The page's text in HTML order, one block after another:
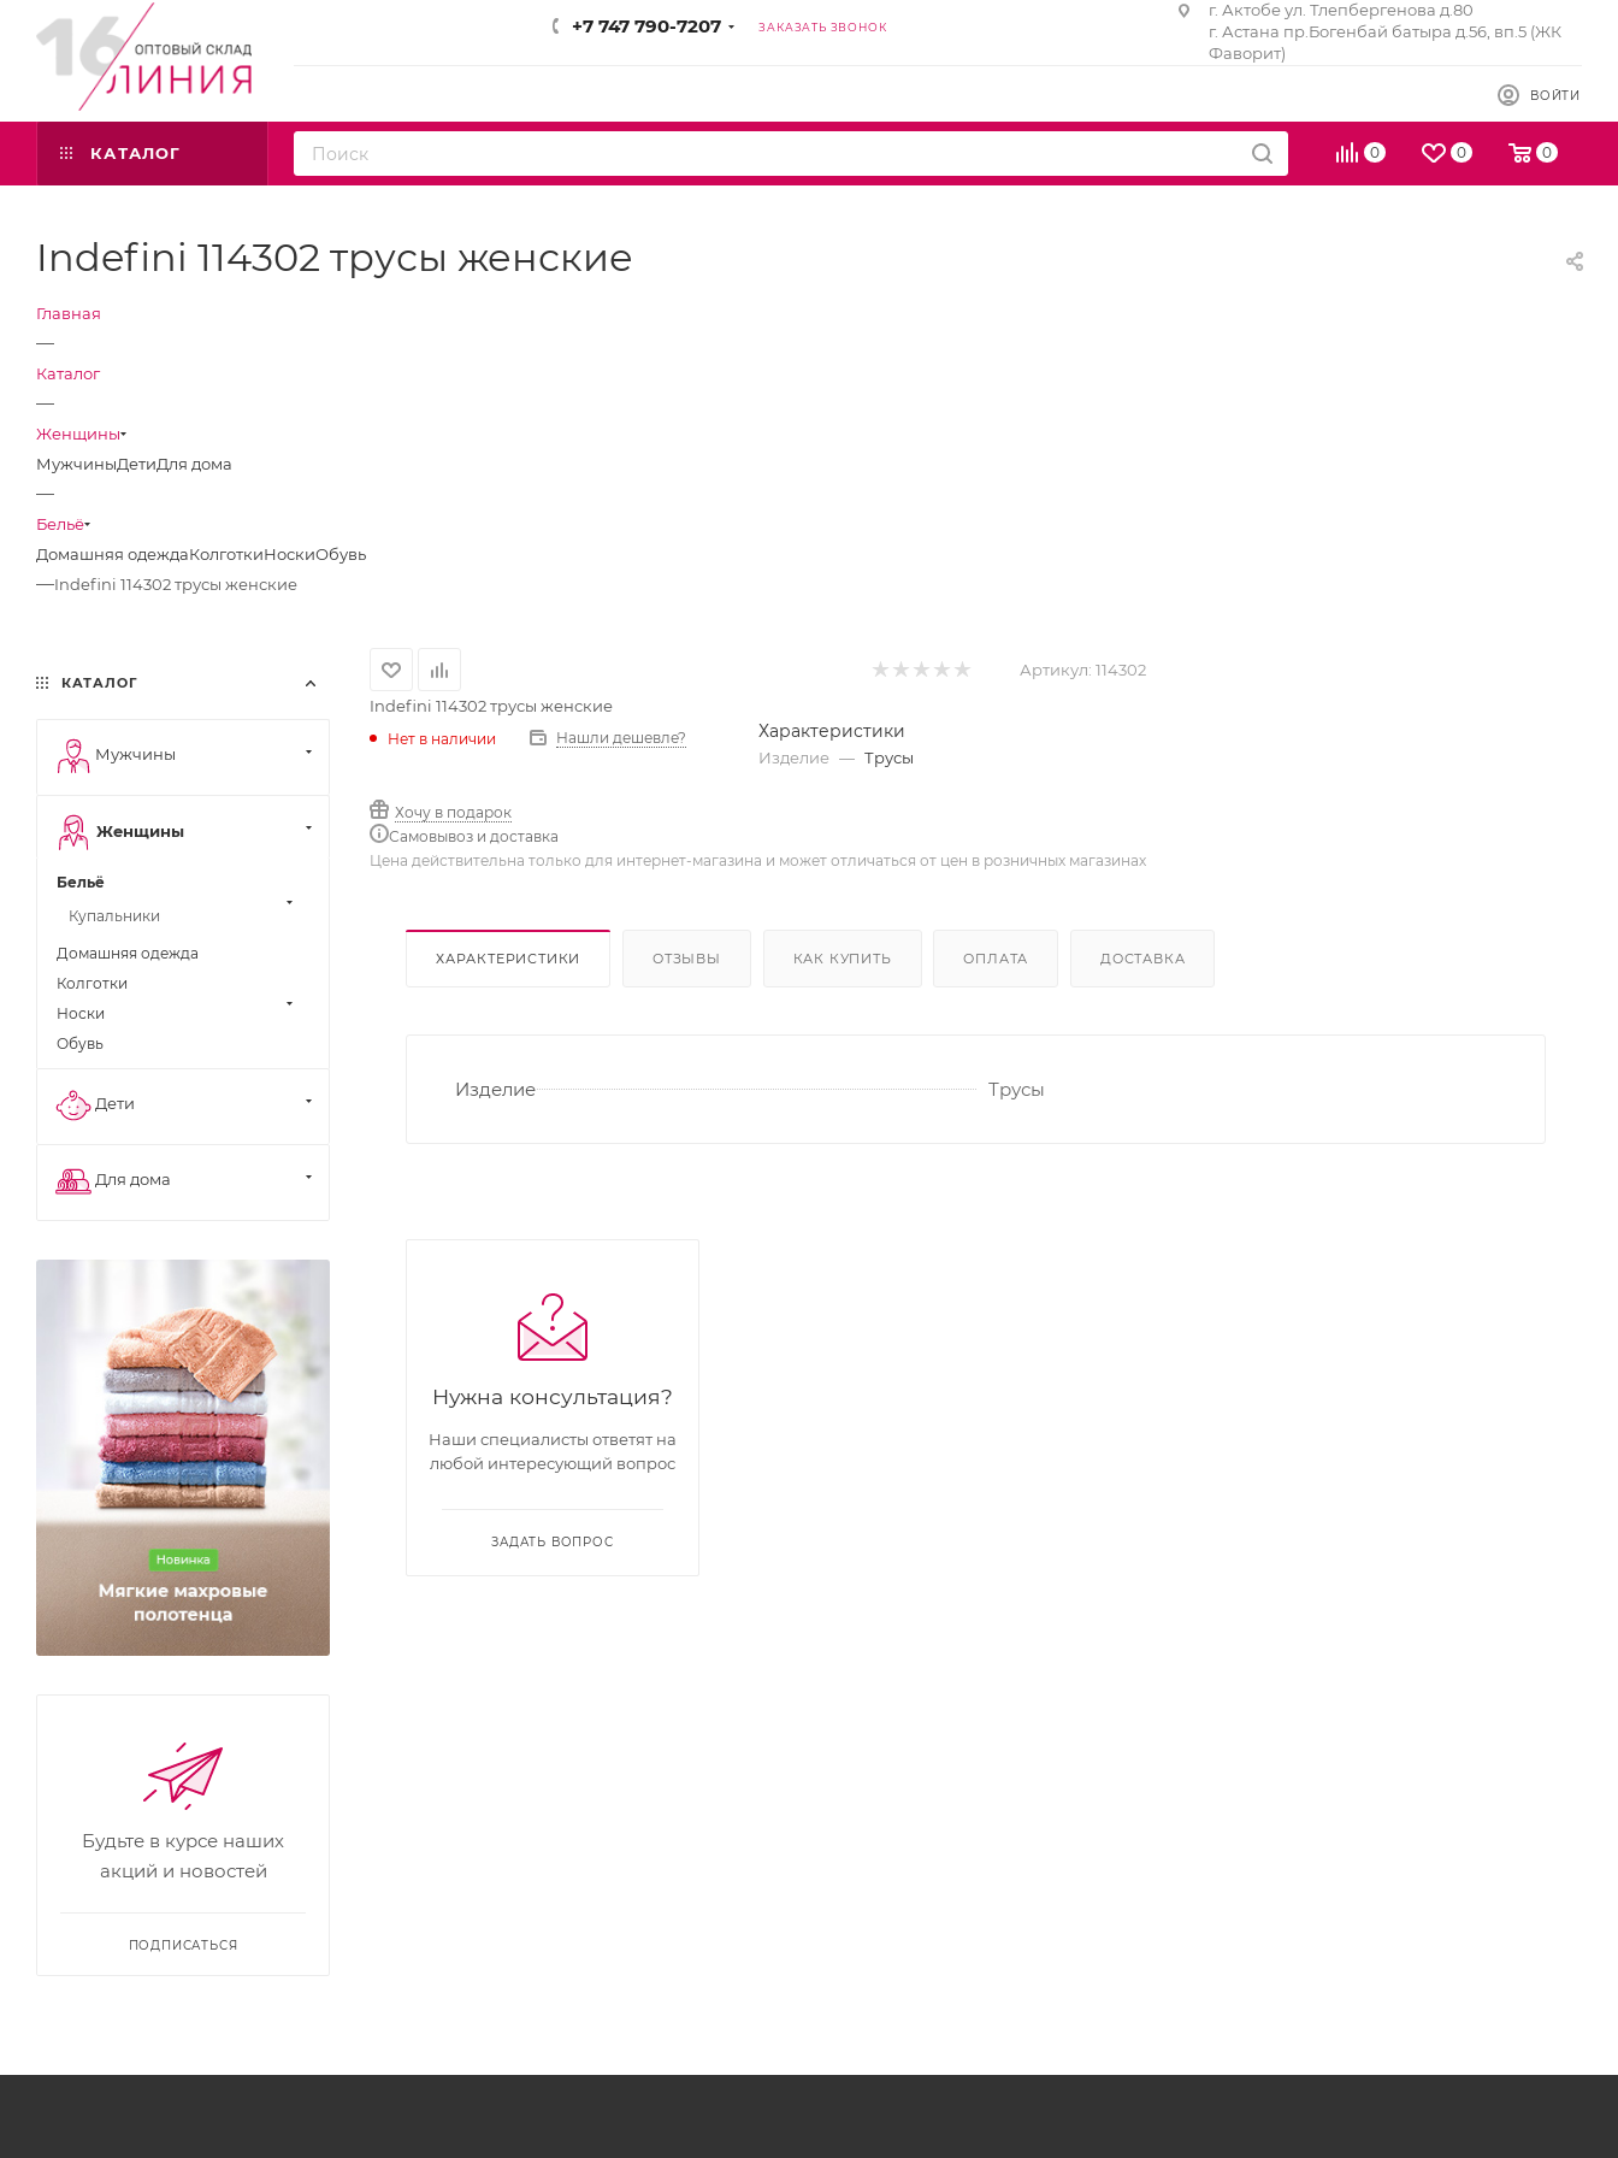
+7 747 790-7207 ЗАКАЗАТЬ ЗВОНОК
г. Актобе ул. Тлепбергенова д.80
г. Астана пр.Богенбай батыра д.56, вп.5 (ЖК
Фаворит)
ВОЙТИ
0 0 0
КАТАЛОГ
Indefini 114302 трусы женские
Главная
—
Каталог
—
Женщины
МужчиныДетиДля дома
—
Бельё
Домашняя одеждаКолготкиНоскиОбувь
—Indefini 114302 трусы женские
Артикул: 114302
Indefini 114302 трусы женские
Нет в наличии Нашли дешевле?
Хочу в подарок
Самовывоз и доставка
Характеристики
Изделие — Трусы
Цена действительна только для интернет-магазина и может отличаться от цен в розничных магазинах
ХАРАКТЕРИСТИКИ ОТЗЫВЫ КАК КУПИТЬ ОПЛАТА ДОСТАВКА
Изделие Трусы
Нужна консультация?
Наши специалисты ответят на
любой интересующий вопрос
ЗАДАТЬ ВОПРОС
КАТАЛОГ
Мужчины
Женщины
Бельё
Купальники
Домашняя одежда
Колготки
Носки
Обувь
Дети
Для дома
Будьте в курсе наших
акций и новостей
ПОДПИСАТЬСЯ